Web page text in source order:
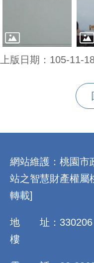
上版日期：105-11-
網站維護：桃園市
站之智慧財產權屬
轉載]
地 址：330206
樓